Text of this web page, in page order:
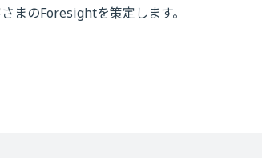
まのForesightを策定します。